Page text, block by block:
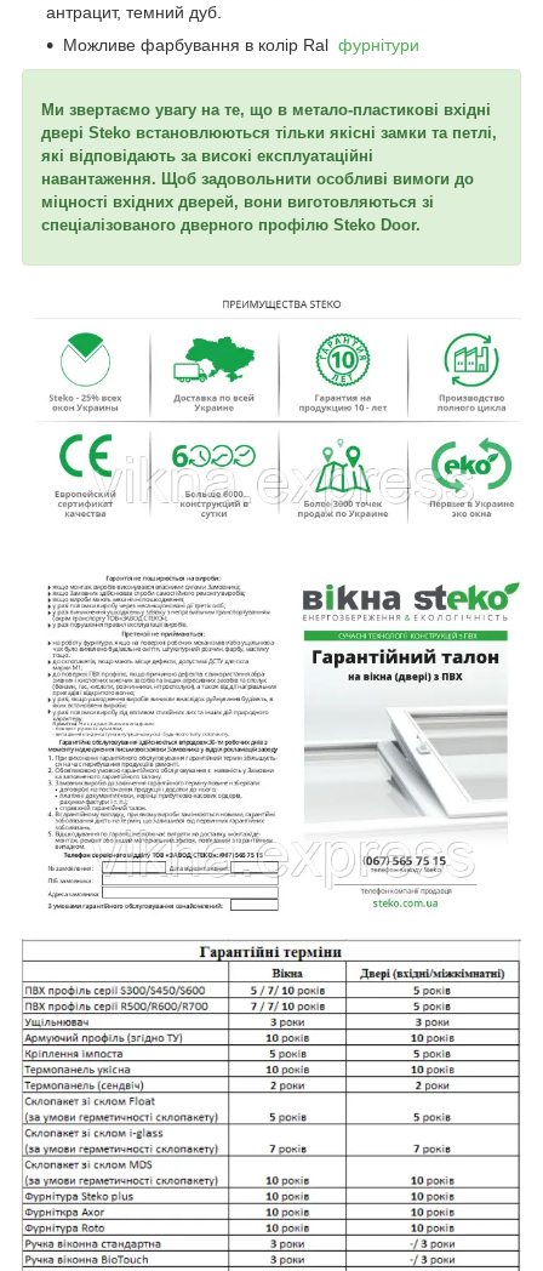
антрацит, темний дуб.
Можливе фарбування в колір Ral фурнітури
Ми звертаємо увагу на те, що в метало-пластикові вхідні
двері Steko встановлюються тільки якісні замки та петлі,
які відповідають за високі експлуатаційні
навантаження. Щоб задовольнити особливі вимоги до
міцності вхідних дверей, вони виготовляються зі
спеціалізованого дверного профілю Steko Door.